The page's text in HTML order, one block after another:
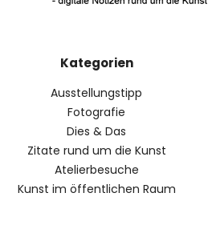
Kategorien
Ausstellungstipp
Fotografie
Dies & Das
Zitate rund um die Kunst
Atelierbesuche
Kunst im öffentlichen Raum